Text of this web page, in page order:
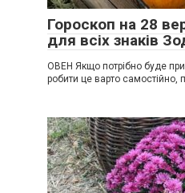
Гороскоп на 28
для всіх знаків
ОВЕН Якщо потрібно буде
робити це варто самостійно,